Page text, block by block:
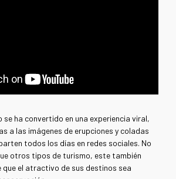
se ha convertido en una experiencia viral,
a las imágenes de erupciones y coladas
todos los días en redes sociales. No
otros tipos de turismo, este también
que el atractivo de sus destinos sea